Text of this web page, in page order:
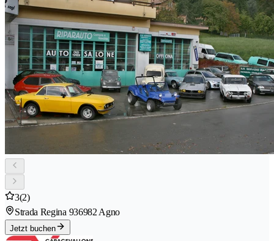
3(2)
Strada Regina 936982 Agno
Jetzt buchen